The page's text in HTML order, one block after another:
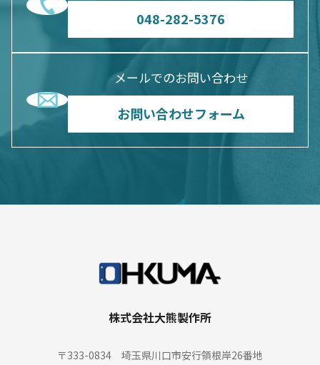
048-282-5376
メールでのお問い合わせ
お問い合わせフォーム
株式会社大熊製作所
〒333-0834 埼玉県川口市安行領根岸26番地